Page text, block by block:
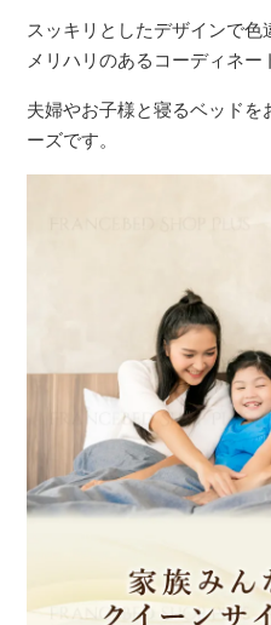
スッキリとしたデザインで色
メリハリのあるコーディネー
夫婦やお子様と寝るベッドを
ーズです。